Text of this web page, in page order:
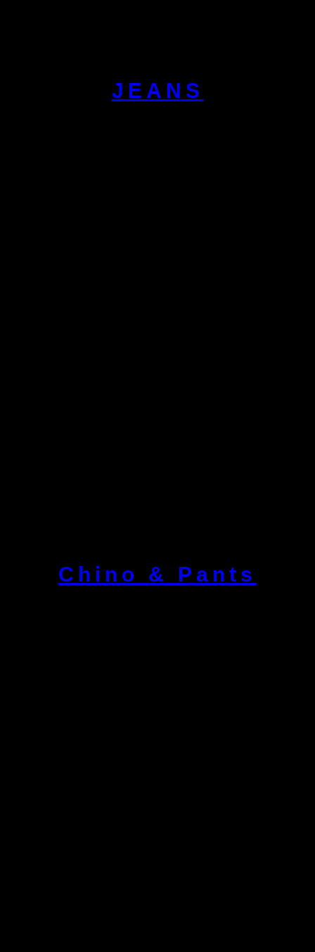
JEANS
Chino & Pants